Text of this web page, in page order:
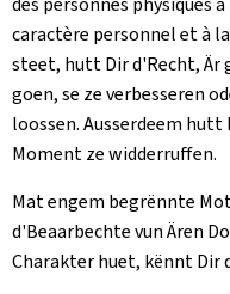
caractère personnel et à
steet, hutt Dir d'Recht, Är
goen, se ze verbesseren
loossen. Ausserdeem
Moment ze widderruffen.
Mat engem begrënnte
d'Beaarbechte vun Ären
Charakter huet, kënnt Dir